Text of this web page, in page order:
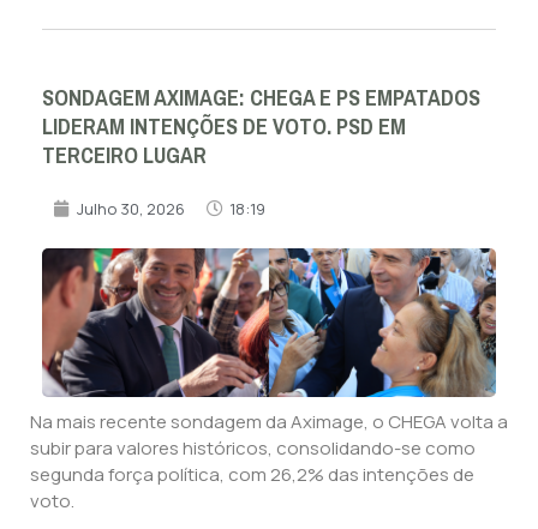
SONDAGEM AXIMAGE: CHEGA E PS EMPATADOS
LIDERAM INTENÇÕES DE VOTO. PSD EM
TERCEIRO LUGAR
Julho 30, 2026 18:19
Na mais recente sondagem da Aximage, o CHEGA volta a
subir para valores históricos, consolidando-se como
segunda força política, com 26,2% das intenções de
voto.